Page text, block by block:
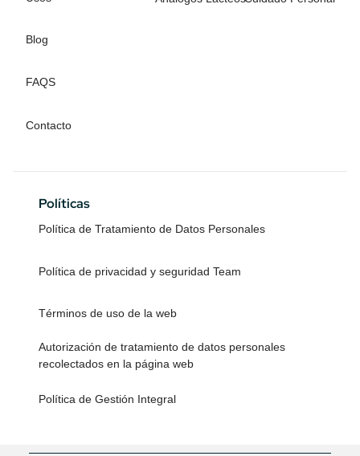
Blog
FAQS
Contacto
Políticas
Política de Tratamiento de Datos Personales
Política de privacidad y seguridad Team
Términos de uso de la web
Autorización de tratamiento de datos personales
recolectados en la página web
Política de Gestión Integral